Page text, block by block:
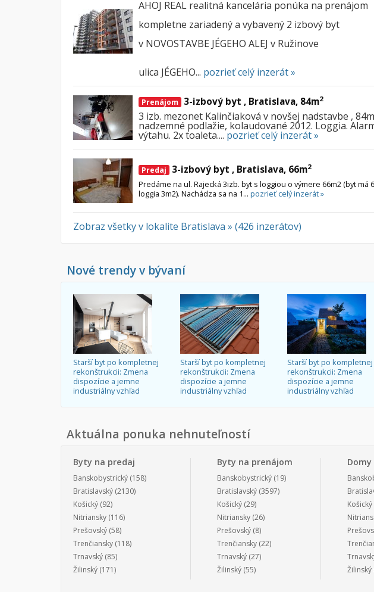
AHOJ REAL realitná kancelária ponúka na prenájom
kompletne zariadený a vybavený 2 izbový byt
v NOVOSTAVBE JÉGEHO ALEJ v Ružinove
ulica JÉGEHO... pozrieť celý inzerát »
Prenájom 3-izbový byt , Bratislava, 84m2
3 izb. mezonet Kalinčiaková v novšej nadstavbe ,
nadzemné podlažie, kolaudované 2012. Loggia.
výtahu. 2x toaleta....pozrieť celý inzerát »
Predaj 3-izbový byt , Bratislava, 66m2
Predáme na ul. Rajecká 3izb. byt s loggiou o výmere 66m2 (byt má
loggia 3m2). Nachádza sa na 1... pozrieť celý inzerát »
Zobraz všetky v lokalite Bratislava » (426 inzerátov)
Nové trendy v bývaní
Starší byt po kompletnej
rekonštrukcii: Zmena
dispozície a jemne
industriálny vzhľad
Starší byt po kompletnej
rekonštrukcii: Zmena
dispozície a jemne
industriálny vzhľad
Starší byt po kompletnej
rekonštrukcii: Zmena
dispozície a jemne
industriálny vzhľad
Aktuálna ponuka nehnuteľností
Byty na predaj
Banskobystrický (158)
Bratislavský (2130)
Košický (92)
Nitriansky (116)
Prešovský (58)
Trenčiansky (118)
Trnavský (85)
Žilinský (171)
Byty na prenájom
Banskobystrický(19)
Bratislavský(3597)
Košický(29)
Nitriansky(26)
Prešovský(8)
Trenčiansky(22)
Trnavský(27)
Žilinský(55)
Košický
Žilinský